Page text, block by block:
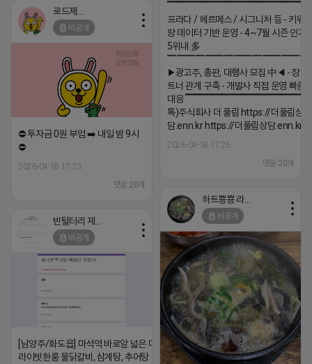
▔▔▔▔▔▔▔▔▔▔▔▔▔▔▔▔▔▔ ▶
프라다 / 헤르메스 / 시그니처 등 - 키워
량 데이터 기반 운영 - 4~7월 시즌 인기
5위내 多
▶광고주, 총판, 대행사 모집 中◀ - 장기
트너 관계 구축 - 개발사 직접 운영 빠른
대응
톡)주식회사 더 풀림 https://더풀림상
담.enn.kr https://더풀림상담.enn.kr
2026-04-18 17:26
댓글:20개
비공개
⛔️ 투자금 0원 부업 ➡️ 내일 밤 9시
⛔️
2026-04-18 17:23
댓글:20개
하트뿅뿅 라이언
비공개
비공개
[남양주/화도읍] 마석역 바로앞 넓은 매장과, 프
라이빗한룸 물닭갈비, 삼계탕, 추어탕 맛집 10